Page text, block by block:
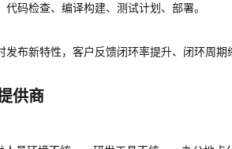
码检查、编译构建、测试计划、部署。
布新特性，客户反馈闭环率提升、闭环周期
供商